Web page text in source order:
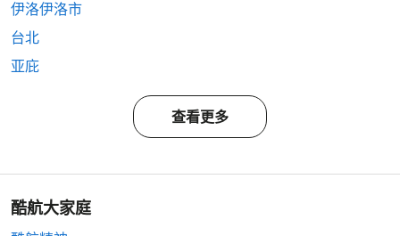
伊洛伊洛市
台北
亚庇
查看更多
酷航大家庭